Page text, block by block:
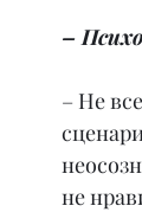
–
– Не
не